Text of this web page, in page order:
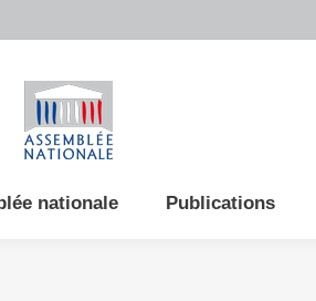
nationale Publications